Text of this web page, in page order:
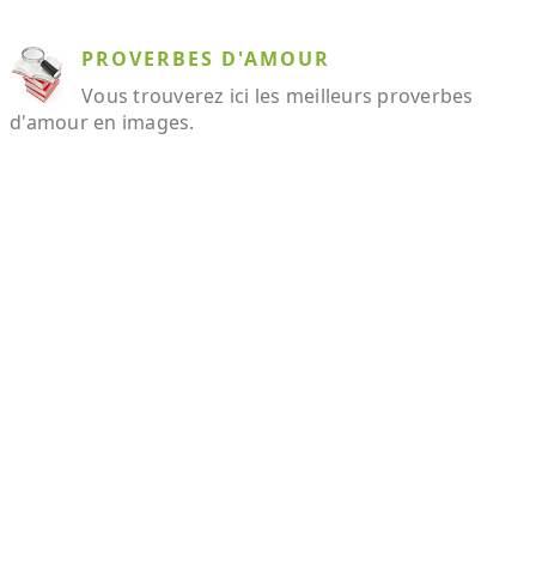
PROVERBES D'AMOUR
Vous trouverez ici les meilleurs proverbes
d'amour en images.